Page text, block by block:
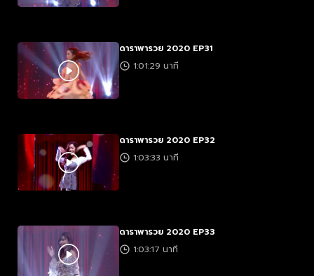
ดาราพารวย 2020 EP31
1:01:29 นาที
ดาราพารวย 2020 EP32
1:03:33 นาที
ดาราพารวย 2020 EP33
1:03:17 นาที